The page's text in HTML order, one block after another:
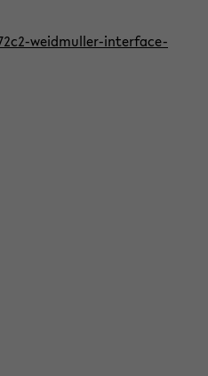
weidmuller-interface-